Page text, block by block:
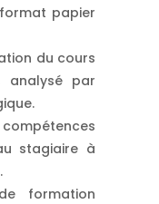
papier
du cours
analysé par
stagiaire à
formation